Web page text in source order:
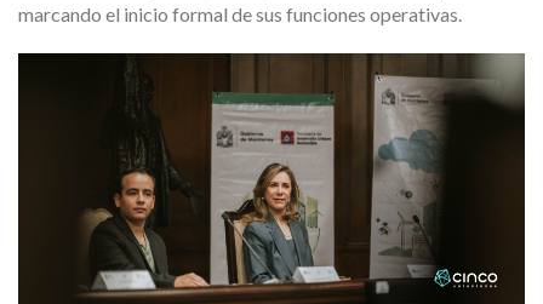
marcando el inicio formal de sus funciones operativas.